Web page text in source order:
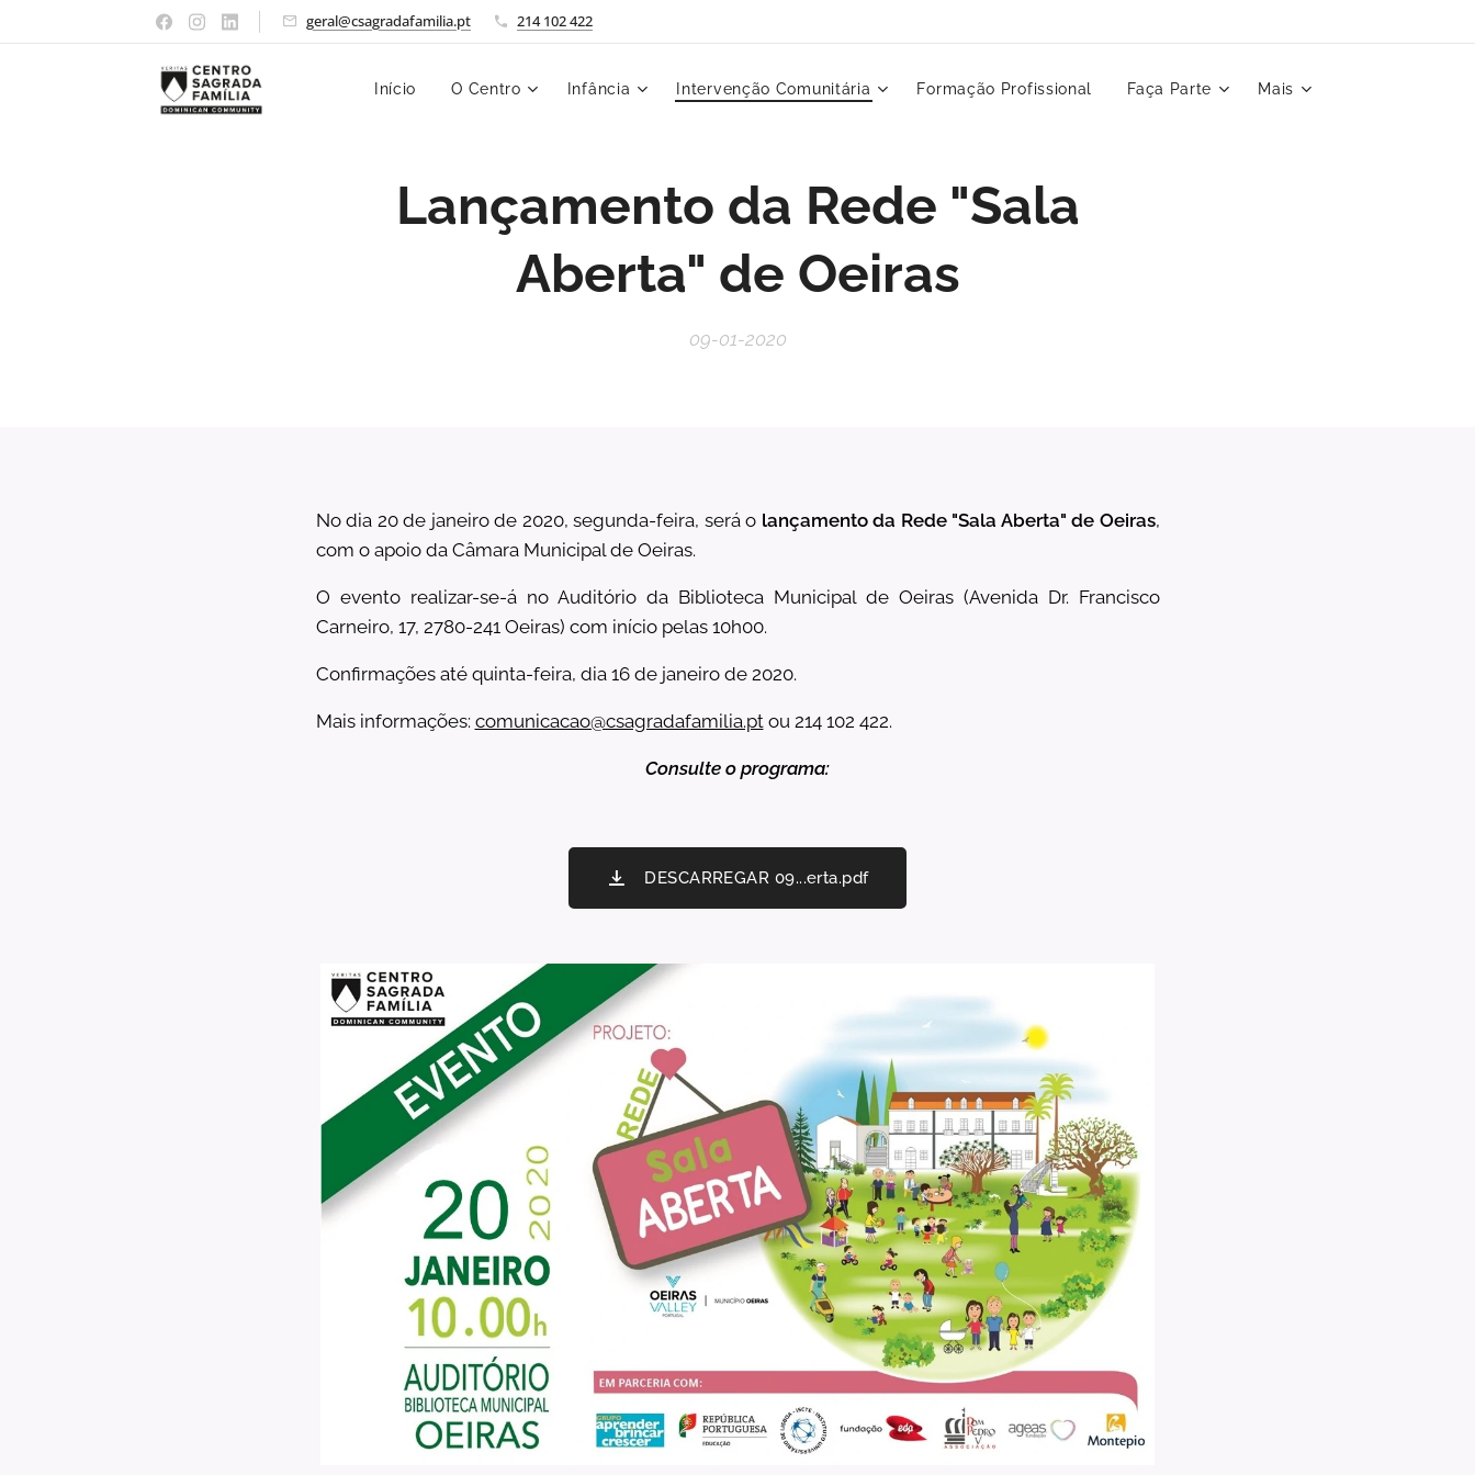
geral@csagradafamilia.pt 214 102 422
Início O Centro Infância Intervenção Comunitária Formação Profissional Faça Parte Mais
Lançamento da Rede "Sala
Aberta" de Oeiras
09-01-2020
No dia 20 de janeiro de 2020, segunda-feira, será o lançamento da Rede "Sala Aberta" de Oeiras,
com o apoio da Câmara Municipal de Oeiras.
O evento realizar-se-á no Auditório da Biblioteca Municipal de Oeiras (Avenida Dr. Francisco
Carneiro, 17, 2780-241 Oeiras) com início pelas 10h00.
Confirmações até quinta-feira, dia 16 de janeiro de 2020.
Mais informações: comunicacao@csagradafamilia.ptou 214 102 422.
Consulte o programa:
DESCARREGAR 09...erta.pdf